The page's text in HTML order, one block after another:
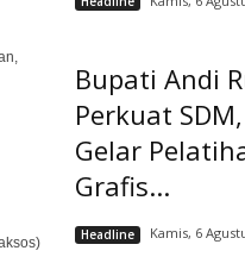
Bupati Andi
Perkuat
Gelar
Grafis...
Headline Kamis, 6